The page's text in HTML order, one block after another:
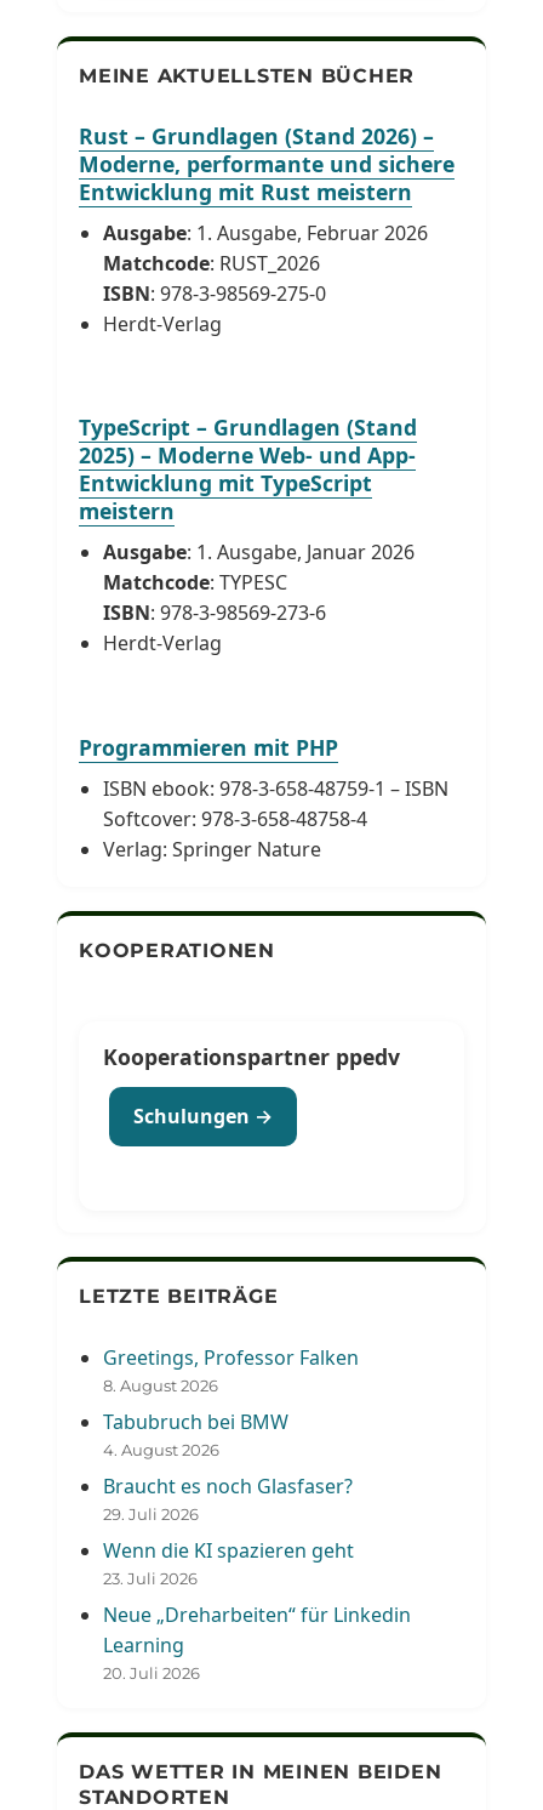
MEINE AKTUELLSTEN BÜCHER
Rust – Grundlagen (Stand 2026) –
Moderne, performante und sichere
Entwicklung mit Rust meistern
Ausgabe: 1. Ausgabe, Februar 2026
Matchcode: RUST_2026
ISBN: 978-3-98569-275-0
Herdt-Verlag
TypeScript – Grundlagen (Stand
2025) – Moderne Web- und App-
Entwicklung mit TypeScript
meistern
Ausgabe: 1. Ausgabe, Januar 2026
Matchcode: TYPESC
ISBN: 978-3-98569-273-6
Herdt-Verlag
Programmieren mit PHP
ISBN ebook: 978-3-658-48759-1 – ISBN
Softcover: 978-3-658-48758-4
Verlag: Springer Nature
KOOPERATIONEN
Kooperationspartner ppedv
Schulungen →
LETZTE BEITRÄGE
Greetings, Professor Falken
8. August 2026
Tabubruch bei BMW
4. August 2026
Braucht es noch Glasfaser?
29. Juli 2026
Wenn die KI spazieren geht
23. Juli 2026
Neue „Dreharbeiten“ für Linkedin
Learning
20. Juli 2026
DAS WETTER IN MEINEN BEIDEN
STANDORTEN